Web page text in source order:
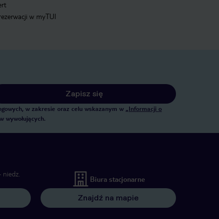
w myTUI
Zapisz się
w zakresie oraz celu wskazanym w „Informacji o
wywołujących.
Biura stacjonarne
Znajdź na mapie